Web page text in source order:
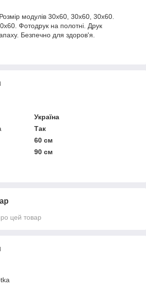
модулів 30х60, 30х60, 30х60.
Фотодрук на полотні. Друк
Безпечно для здоров'я.
Україна
Так
60 см
90 см
цей товар